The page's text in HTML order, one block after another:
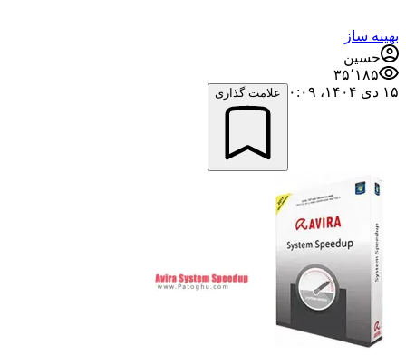
بهینه ساز
حسین
۳۵٬۱۸۵
۱۵ دی ۱۴۰۴،‏ ۰:۰۹
علامت گذاری